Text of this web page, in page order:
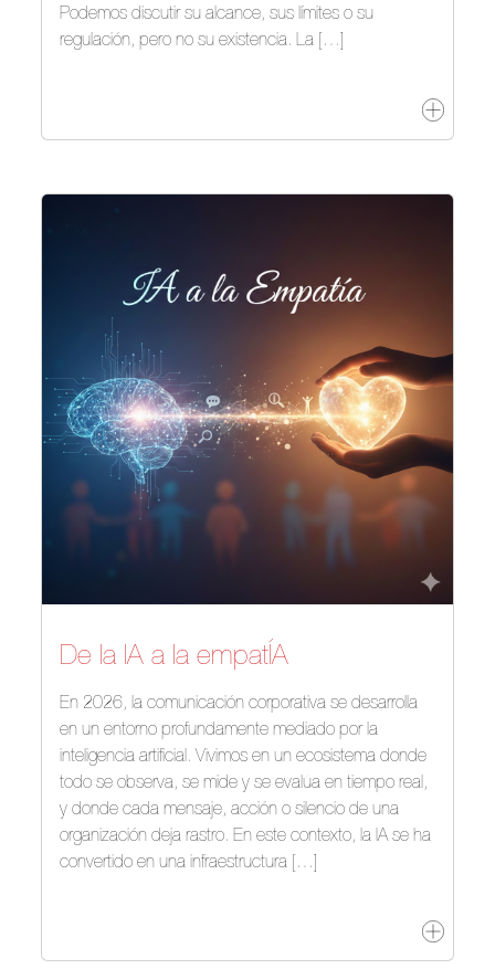
Podemos discutir su alcance, sus límites o su
regulación, pero no su existencia. La […]
De la IA a la empatÍA
En 2026, la comunicación corporativa se desarrolla
en un entorno profundamente mediado por la
inteligencia artificial. Vivimos en un ecosistema donde
todo se observa, se mide y se evalúa en tiempo real,
y donde cada mensaje, acción o silencio de una
organización deja rastro. En este contexto, la IA se ha
convertido en una infraestructura […]